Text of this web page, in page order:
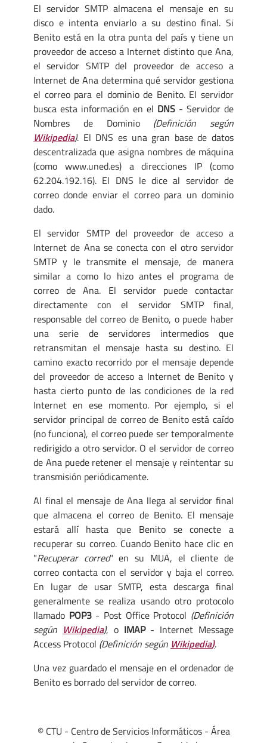
El servidor SMTP almacena el mensaje en su
disco e intenta enviarlo a su destino final. Si
Benito está en la otra punta del país y tiene un
proveedor de acceso a Internet distinto que Ana,
el servidor SMTP del proveedor de acceso a
Internet de Ana determina qué servidor gestiona
el correo para el dominio de Benito. El servidor
busca esta información en el DNS - Servidor de
Nombres de Dominio (Definición según
Wikipedia). El DNS es una gran base de datos
descentralizada que asigna nombres de máquina
(como www.uned.es) a direcciones IP (como
62.204.192.16). El DNS le dice al servidor de
correo donde enviar el correo para un dominio
dado.
El servidor SMTP del proveedor de acceso a
Internet de Ana se conecta con el otro servidor
SMTP y le transmite el mensaje, de manera
similar a como lo hizo antes el programa de
correo de Ana. El servidor puede contactar
directamente con el servidor SMTP final,
responsable del correo de Benito, o puede haber
una serie de servidores intermedios que
retransmitan el mensaje hasta su destino. El
camino exacto recorrido por el mensaje depende
del proveedor de acceso a Internet de Benito y
hasta cierto punto de las condiciones de la red
Internet en ese momento. Por ejemplo, si el
servidor principal de correo de Benito está caído
(no funciona), el correo puede ser temporalmente
redirigido a otro servidor. O el servidor de correo
de Ana puede retener el mensaje y reintentar su
transmisión periódicamente.
Al final el mensaje de Ana llega al servidor final
que almacena el correo de Benito. El mensaje
estará allí hasta que Benito se conecte a
recuperar su correo. Cuando Benito hace clic en
"Recuperar correo" en su MUA, el cliente de
correo contacta con el servidor y baja el correo.
En lugar de usar SMTP, esta descarga final
generalmente se realiza usando otro protocolo
llamado POP3- Post Office Protocol (Definición
según Wikipedia), o IMAP- Internet Message
Access Protocol (Definición según Wikipedia).
Una vez guardado el mensaje en el ordenador de
Benito es borrado del servidor de correo.
© CTU - Centro de Servicios Informáticos - Área